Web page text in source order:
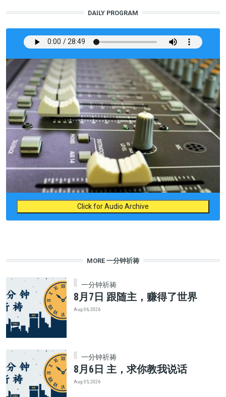
DAILY PROGRAM
Click for Audio Archive
MORE 一分钟祈祷
一分钟祈祷
8月7日 跟随主，赚得了世界
Aug 06, 2026
一分钟祈祷
8月6日 主，求你教我说话
Aug 05, 2026